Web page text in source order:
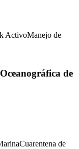
ActivoManejo de
de
Cuarentena de